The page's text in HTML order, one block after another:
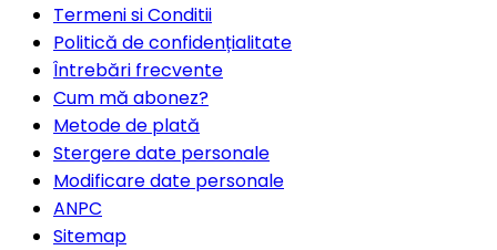
Termeni si Conditii
Politică de confidențialitate
Întrebări frecvente
Cum mă abonez?
Metode de plată
Stergere date personale
Modificare date personale
ANPC
Sitemap